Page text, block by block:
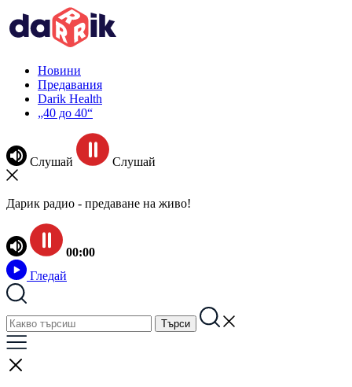
Новини
Предавания
Darik Health
„40 до 40“
Слушай Слушай
Дарик радио - предаване на живо!
00:00
Гледай